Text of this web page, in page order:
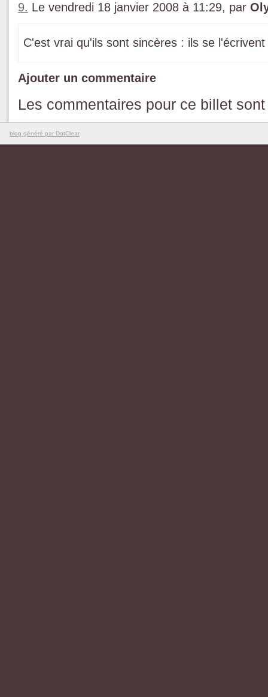
9. Le vendredi 18 janvier 2008 à 11:29, par
C'est vrai qu'ils sont sincères : ils se
Ajouter un commentaire
Les commentaires pour ce billet
blog généré par DotClear